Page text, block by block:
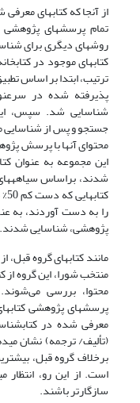
از آنجا که کتابهای
تمام پرسشهای پژوهشی
روشهای دیگری برای
کتابهای موجود در
ترتیب، ابتدا بر اساس
پذیرفته شده در
شناسایی شد. سپس،
جستجو و پس از شناسایی
محتوای آنها با پرسش
این مجموعه به عنوان
شدند، براساس
را به دست آوردند، به
پژوهشی، شناسایی شدند.
مانند کتابهای گروه قبل،
منتخب شورا، این گروه از
پرسشهای پژوهشی
معرفی شده در
(تألیف/ ترجمه) نشان
برخلاف گروه قبل،
است. از این رو، انتظار
سازگارتر باشند.